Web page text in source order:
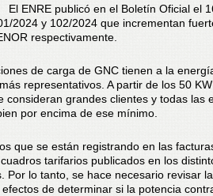
El ENRE publicó en el Boletín Oficial el
2024 y 102/2024 que incrementan
respectivamente.
de carga de GNC tienen a la
representativos. A partir de los 50
consideran grandes clientes y todas las
por encima de ese mínimo.
que se están registrando en las
tarifarios publicados en los
Por lo tanto, se hace necesario revisar la
de determinar si la potencia